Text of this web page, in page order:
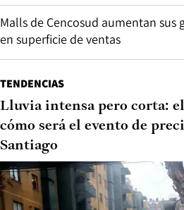
Malls de Cencosud aumentan sus
en superficie de ventas
TENDENCIAS
Lluvia intensa pero corta:
cómo será el evento de
Santiago